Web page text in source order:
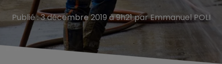
Publié : 3 décembre 2019 à 9h21 par Emmanuel POLI